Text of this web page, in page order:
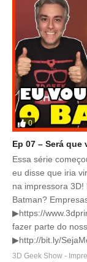
0
Ep 07 – Será que
Essa série
eu disse que iria
na impressora
Batman?
▶https://
fazer parte do
▶http://bit.ly/
3D Geek Show -